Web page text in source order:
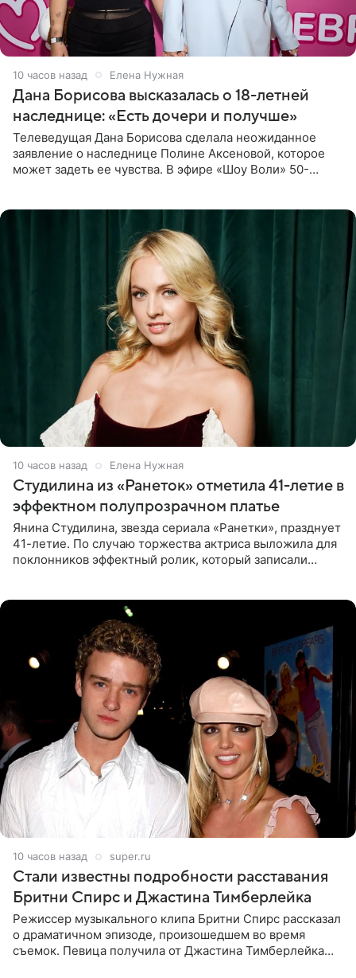
10 часов назад Елена Нужная
Дана Борисова высказалась о 18-летней
наследнице: «Есть дочери и получше»
Телеведущая Дана Борисова сделала неожиданное
заявление о наследнице Полине Аксеновой, которое
может задеть ее чувства. В эфире «Шоу Воли» 50-
10 часов назад Елена Нужная
Студилина из «Ранеток» отметила 41-летие в
эффектном полупрозрачном платье
Янина Студилина, звезда сериала «Ранетки», празднует
41-летие. По случаю торжества актриса выложила для
поклонников эффектный ролик, который записали
10 часов назад super.ru
Стали известны подробности расставания
Бритни Спирс и Джастина Тимберлейка
Режиссер музыкального клипа Бритни Спирс рассказал
о драматичном эпизоде, произошедшем во время
съемок. Певица получила от Джастина Тимберлейка